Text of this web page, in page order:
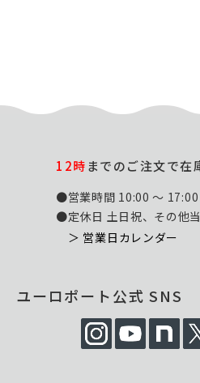
12時までのご注文で在
●営業時間 10:00 ～ 17:00
●定休日 土日祝、その他
＞ 営業日カレンダー
ユーロポート公式 SNS